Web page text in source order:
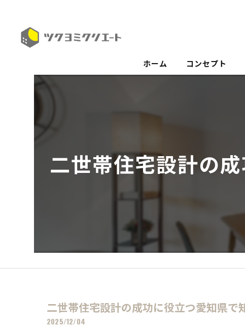
ホーム コンセプト
二世帯住宅設計の
二世帯住宅設計の成功に役立つ愛知県で
2025/12/04